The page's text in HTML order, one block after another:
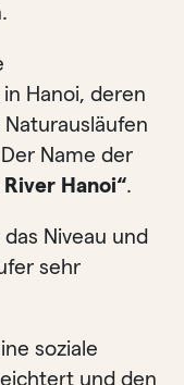
Hanoi, deren
Name der
River Hanoi“.
Niveau und
sehr
soziale
und den